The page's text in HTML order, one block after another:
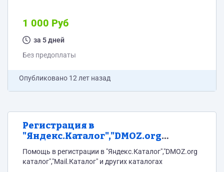
1 000 Руб
за 5 дней
Без предоплаты
Опубликовано 12 лет назад
Регистрация в
"Яндекс.Каталог","DMOZ.org
каталог","Mail.Каталог" и других
каталогах
Помощь в регистрации в "Яндекс.Каталог","DMOZ.org
каталог","Mail.Каталог" и других каталогах